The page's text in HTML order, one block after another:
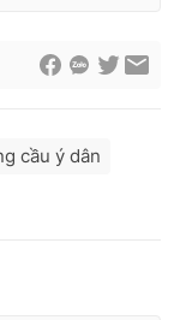
483/GP-BTTTT
Quốc Thắng,
932
cầu ý dân